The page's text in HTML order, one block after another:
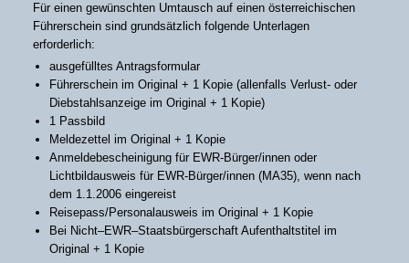
Für einen gewünschten Umtausch auf einen österreichischen
Führerschein sind grundsätzlich folgende Unterlagen
erforderlich:
ausgefülltes Antragsformular
Führerschein im Original + 1 Kopie (allenfalls Verlust- oder
Diebstahlsanzeige im Original + 1 Kopie)
1 Passbild
Meldezettel im Original + 1 Kopie
Anmeldebescheinigung für EWR-Bürger/innen oder
Lichtbildausweis für EWR-Bürger/innen (MA35), wenn nach
dem 1.1.2006 eingereist
Reisepass/Personalausweis im Original + 1 Kopie
Bei Nicht–EWR–Staatsbürgerschaft Aufenthaltstitel im
Original + 1 Kopie